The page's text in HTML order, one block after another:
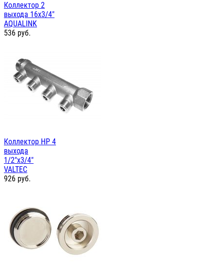
Коллектор 2
выхода 16х3/4"
AQUALINK
536 руб.
Коллектор НР 4
выхода
1/2"х3/4"
VALTEC
926 руб.